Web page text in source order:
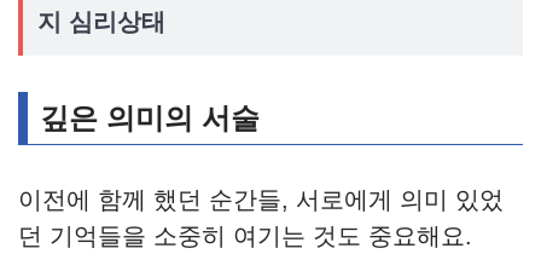
지 심리상태
깊은 의미의 서술
이전에 함께 했던 순간들, 서로에게 의미 있었
던 기억들을 소중히 여기는 것도 중요해요.